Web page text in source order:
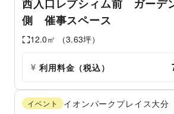
西入口レプシィム前 ガーデ
側 催事スペース
12.0㎡ （3.63坪）
利用料金（税込）
イベント イオンパークプレイス大分